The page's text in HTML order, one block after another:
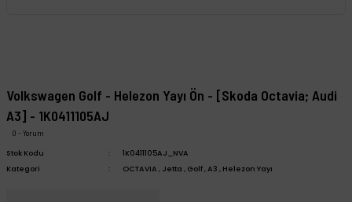
Volkswagen Golf - Helezon Yayı Ön - [Skoda Octavia; Audi
A3] - 1K0411105AJ
0 - Yorum
Stok Kodu
1K0411105AJ_NVA
Kategori
OCTAVIA , Jetta , Golf,A3 , Helezon Yayı